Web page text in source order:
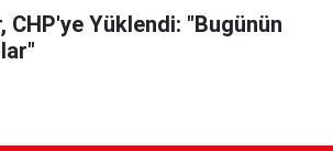
CHP'ye Yüklendi: "Bugünün